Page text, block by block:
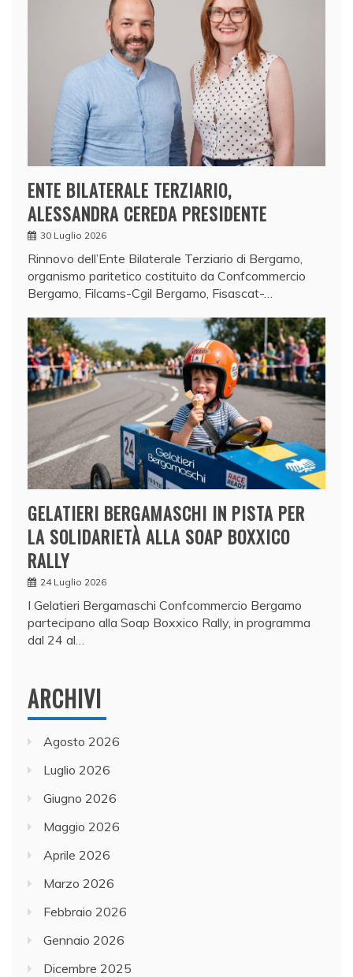
ENTE BILATERALE TERZIARIO,
ALESSANDRA CEREDA PRESIDENTE
30 Luglio 2026
Rinnovo dell’Ente Bilaterale Terziario di Bergamo,
organismo paritetico costituito da Confcommercio
Bergamo, Filcams-Cgil Bergamo, Fisascat-…
GELATIERI BERGAMASCHI IN PISTA PER
LA SOLIDARIETÀ ALLA SOAP BOXXICO
RALLY
24 Luglio 2026
I Gelatieri Bergamaschi Confcommercio Bergamo
partecipano alla Soap Boxxico Rally, in programma
dal 24 al…
ARCHIVI
Agosto 2026
Luglio 2026
Giugno 2026
Maggio 2026
Aprile 2026
Marzo 2026
Febbraio 2026
Gennaio 2026
Dicembre 2025